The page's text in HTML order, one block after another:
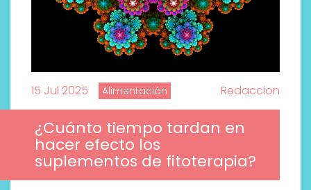
15 Jul 2025 Alimentación Redaccion
¿Cuánto tiempo tardan en
hacer efecto los
suplementos de fitoterapia?